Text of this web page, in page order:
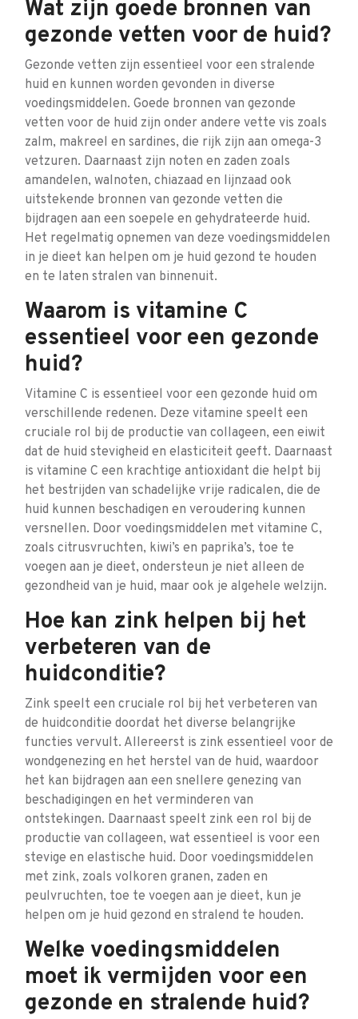
Wat zijn goede bronnen van
gezonde vetten voor de huid?
Gezonde vetten zijn essentieel voor een stralende
huid en kunnen worden gevonden in diverse
voedingsmiddelen. Goede bronnen van gezonde
vetten voor de huid zijn onder andere vette vis zoals
zalm, makreel en sardines, die rijk zijn aan omega-3
vetzuren. Daarnaast zijn noten en zaden zoals
amandelen, walnoten, chiazaad en lijnzaad ook
uitstekende bronnen van gezonde vetten die
bijdragen aan een soepele en gehydrateerde huid.
Het regelmatig opnemen van deze voedingsmiddelen
in je dieet kan helpen om je huid gezond te houden
en te laten stralen van binnenuit.
Waarom is vitamine C
essentieel voor een gezonde
huid?
Vitamine C is essentieel voor een gezonde huid om
verschillende redenen. Deze vitamine speelt een
cruciale rol bij de productie van collageen, een eiwit
dat de huid stevigheid en elasticiteit geeft. Daarnaast
is vitamine C een krachtige antioxidant die helpt bij
het bestrijden van schadelijke vrije radicalen, die de
huid kunnen beschadigen en veroudering kunnen
versnellen. Door voedingsmiddelen met vitamine C,
zoals citrusvruchten, kiwi’s en paprika’s, toe te
voegen aan je dieet, ondersteun je niet alleen de
gezondheid van je huid, maar ook je algehele welzijn.
Hoe kan zink helpen bij het
verbeteren van de
huidconditie?
Zink speelt een cruciale rol bij het verbeteren van
de huidconditie doordat het diverse belangrijke
functies vervult. Allereerst is zink essentieel voor de
wondgenezing en het herstel van de huid, waardoor
het kan bijdragen aan een snellere genezing van
beschadigingen en het verminderen van
ontstekingen. Daarnaast speelt zink een rol bij de
productie van collageen, wat essentieel is voor een
stevige en elastische huid. Door voedingsmiddelen
met zink, zoals volkoren granen, zaden en
peulvruchten, toe te voegen aan je dieet, kun je
helpen om je huid gezond en stralend te houden.
Welke voedingsmiddelen
moet ik vermijden voor een
gezonde en stralende huid?